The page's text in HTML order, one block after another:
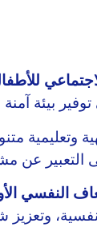
وتعليمية
النفسي